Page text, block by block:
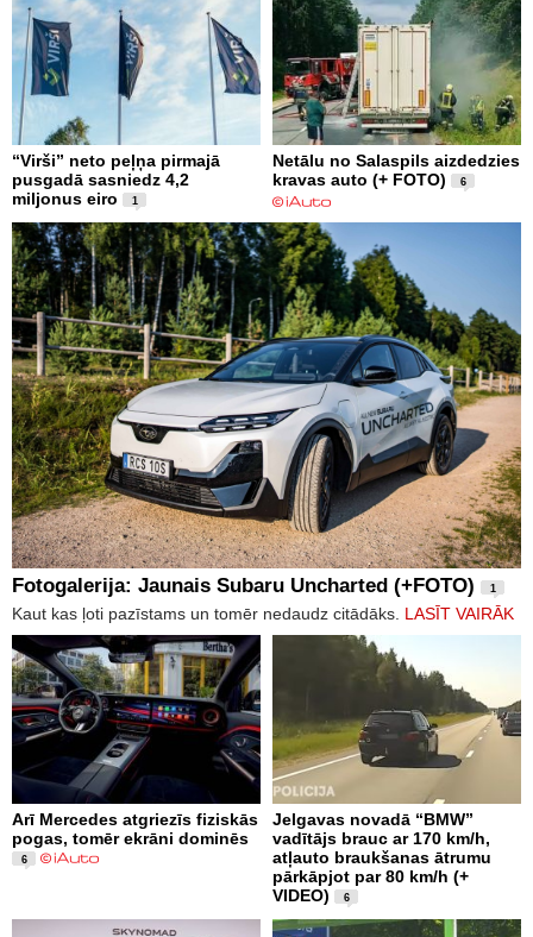
“Virši” neto peļņa pirmajā
pusgadā sasniedz 4,2
miljonus eiro
1
Netālu no Salaspils aizdedzies
kravas auto (+ FOTO)
6
Fotogalerija: Jaunais Subaru Uncharted (+FOTO) 1
Kaut kas ļoti pazīstams un tomēr nedaudz citādāks. LASĪT VAIRĀK
Arī Mercedes atgriezīs fiziskās
pogas, tomēr ekrāni dominēs
6
Jelgavas novadā “BMW”
vadītājs brauc ar 170 km/h,
atļauto braukšanas ātrumu
pārkāpjot par 80 km/h (+
VIDEO)
6